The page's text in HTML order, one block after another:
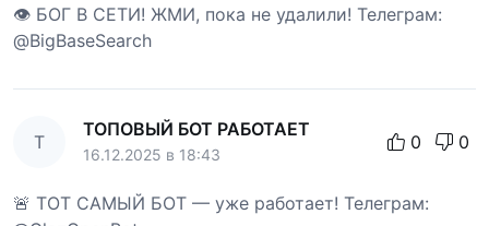
👁 БОГ В СЕТИ! ЖМИ, пока не удалили! Телеграм:
@BigBaseSearch
Т
ТОПОВЫЙ БОТ РАБОТАЕТ
16.12.2025 в 18:43
0 0
🚨 ТОТ САМЫЙ БОТ — уже работает! Телеграм: